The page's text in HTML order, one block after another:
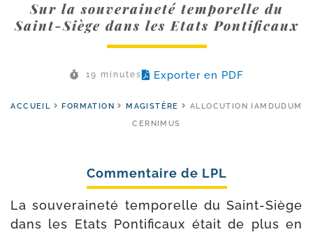
Sur la souveraineté temporelle du
Saint-Siège dans les Etats Pontificaux
19 minutes Exporter en PDF
ACCUEIL FORMATION MAGISTÈRE
ALLOCUTION IAMDUDUM
CERNIMUS
La sou­ve­rai­ne­té tem­po­relle du Saint-​Siège
dans les Etats Pontificaux était de plus en